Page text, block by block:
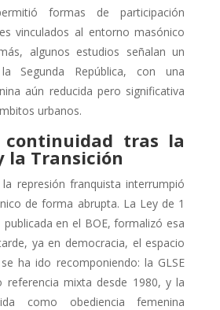
formas de participación
vinculados al entorno masónico
algunos estudios señalan un
Segunda República, con una
aún reducida pero significativa
urbanos.
tras la
la Transición
represión franquista interrumpió
de forma abrupta. La Ley de 1
en el BOE, formalizó esa
ya en democracia, el espacio
ha ido recomponiendo: la GLSE
referencia mixta desde 1980, y la
como obediencia femenina